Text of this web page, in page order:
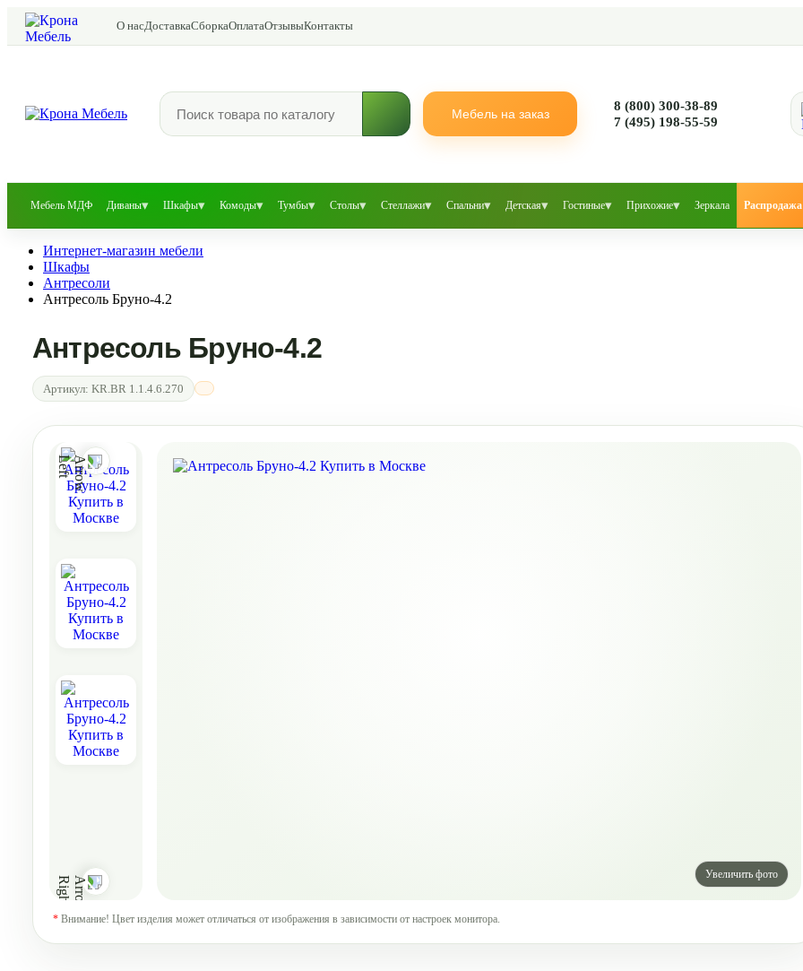
О насДоставкаСборкаОплатаОтзывыКонтакты
Мебель на заказ
8 (800) 300-38-89
7 (495) 198-55-59
Мебель МДФ Диваны▾ Шкафы▾ Комоды▾ Тумбы▾ Столы▾ Стеллажи▾ Спальни▾ Детская▾ Гостиные▾ Прихожие▾ Зеркала Распродажа
Интернет-магазин мебели
Шкафы
Антресоли
Антресоль Бруно-4.2
Антресоль Бруно-4.2
Артикул: KR.BR 1.1.4.6.270
* Внимание! Цвет изделия может отличаться от изображения в зависимости от настроек монитора.